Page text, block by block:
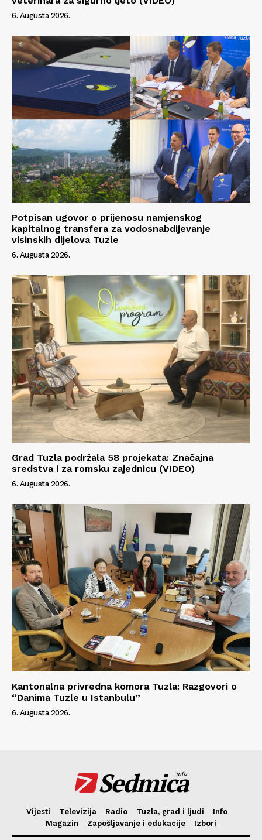
Info
O nama
Kontakt
Impressum
6. Augusta 2026.
Potpisan ugovor o prijenosu namjenskog
kapitalnog transfera za vodosnabdijevanje
visinskih dijelova Tuzle
6. Augusta 2026.
Grad Tuzla podržala 58 projekata: Značajna
sredstva i za romsku zajednicu (VIDEO)
6. Augusta 2026.
Kantonalna privredna komora Tuzla: Razgovori o
“Danima Tuzle u Istanbulu”
6. Augusta 2026.
Sedmica
info
Vijesti Televizija Radio Tuzla, grad i ljudi
Info
Magazin
Zapošljavanje i edukacije Izbori